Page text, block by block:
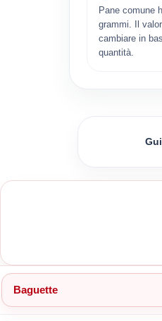
Pane comune
grammi. Il
cambiare in
quantità.
Baguette